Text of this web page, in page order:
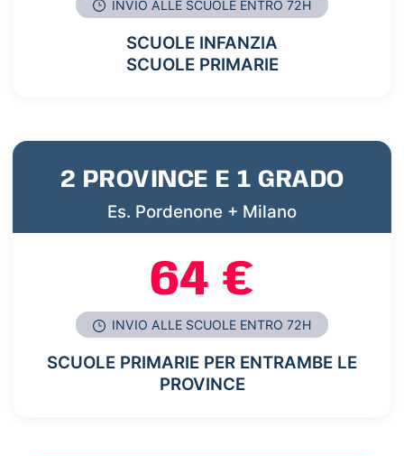
INVIO ALLE SCUOLE ENTRO 72H
SCUOLE INFANZIA
SCUOLE PRIMARIE
2 PROVINCE E 1 GRADO
Es. Pordenone + Milano
64 €
INVIO ALLE SCUOLE ENTRO 72H
SCUOLE PRIMARIE PER ENTRAMBE LE
PROVINCE